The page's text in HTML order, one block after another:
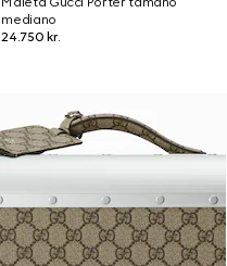
mediano
24.750 kr.